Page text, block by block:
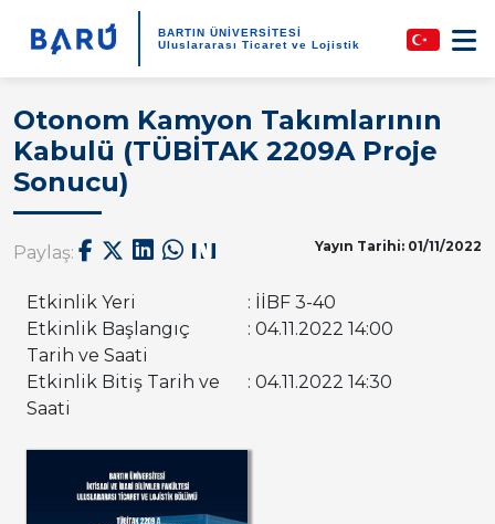
BARTIN ÜNİVERSİTESİ
Uluslararası Ticaret ve Lojistik
Otonom Kamyon Takımlarının
Kabulü (TÜBİTAK 2209A Proje
Sonucu)
Paylaş: Yayın Tarihi: 01/11/2022
Etkinlik Yeri
: İİBF 3-40
Etkinlik Başlangıç
Tarih ve Saati
: 04.11.2022 14:00
Etkinlik Bitiş Tarih ve
Saati
: 04.11.2022 14:30